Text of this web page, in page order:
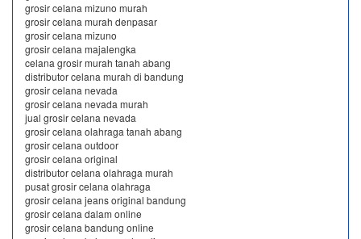
grosir celana mizuno murah
grosir celana murah denpasar
grosir celana mizuno
grosir celana majalengka
celana grosir murah tanah abang
distributor celana murah di bandung
grosir celana nevada
grosir celana nevada murah
jual grosir celana nevada
grosir celana olahraga tanah abang
grosir celana outdoor
grosir celana original
distributor celana olahraga murah
pusat grosir celana olahraga
grosir celana jeans original bandung
grosir celana dalam online
grosir celana bandung online